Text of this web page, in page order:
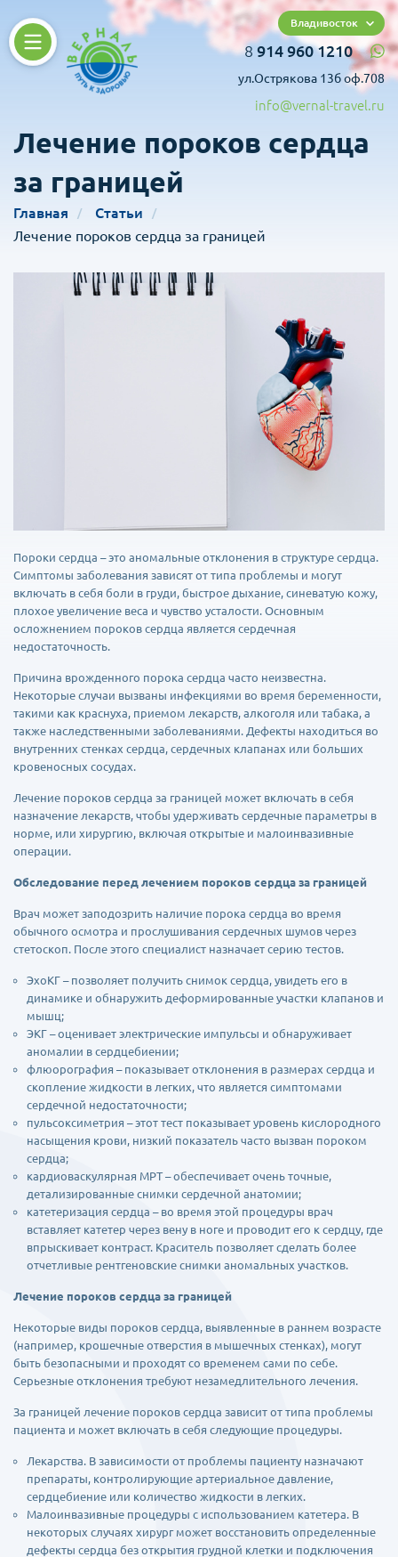
Владивосток
8 914 960 1210
ул.Острякова 13б оф.708
info@vernal-travel.ru
Лечение пороков сердца
за границей
Главная
Статьи
Лечение пороков сердца за границей
Пороки сердца – это аномальные отклонения в структуре сердца.
Симптомы заболевания зависят от типа проблемы и могут
включать в себя боли в груди, быстрое дыхание, синеватую кожу,
плохое увеличение веса и чувство усталости. Основным
осложнением пороков сердца является сердечная
недостаточность.
Причина врожденного порока сердца часто неизвестна.
Некоторые случаи вызваны инфекциями во время беременности,
такими как краснуха, приемом лекарств, алкоголя или табака, а
также наследственными заболеваниями. Дефекты находиться во
внутренних стенках сердца, сердечных клапанах или больших
кровеносных сосудах.
Лечение пороков сердца за границей может включать в себя
назначение лекарств, чтобы удерживать сердечные параметры в
норме, или хирургию, включая открытые и малоинвазивные
операции.
Обследование перед лечением пороков сердца за границей
Врач может заподозрить наличие порока сердца во время
обычного осмотра и прослушивания сердечных шумов через
стетоскоп. После этого специалист назначает серию тестов.
ЭхоКГ – позволяет получить снимок сердца, увидеть его в
динамике и обнаружить деформированные участки клапанов и
мышц;
ЭКГ – оценивает электрические импульсы и обнаруживает
аномалии в сердцебиении;
флюорография – показывает отклонения в размерах сердца и
скопление жидкости в легких, что является симптомами
сердечной недостаточности;
пульсоксиметрия – этот тест показывает уровень кислородного
насыщения крови, низкий показатель часто вызван пороком
сердца;
кардиоваскулярная МРТ – обеспечивает очень точные,
детализированные снимки сердечной анатомии;
катетеризация сердца – во время этой процедуры врач
вставляет катетер через вену в ноге и проводит его к сердцу, где
впрыскивает контраст. Краситель позволяет сделать более
отчетливые рентгеновские снимки аномальных участков.
Лечение пороков сердца за границей
Некоторые виды пороков сердца, выявленные в раннем возрасте
(например, крошечные отверстия в мышечных стенках), могут
быть безопасными и проходят со временем сами по себе.
Серьезные отклонения требуют незамедлительного лечения.
За границей лечение пороков сердца зависит от типа проблемы
пациента и может включать в себя следующие процедуры.
Лекарства. В зависимости от проблемы пациенту назначают
препараты, контролирующие артериальное давление,
сердцебиение или количество жидкости в легких.
Малоинвазивные процедуры с использованием катетера. В
некоторых случаях хирург может восстановить определенные
дефекты сердца без открытия грудной клетки и подключения